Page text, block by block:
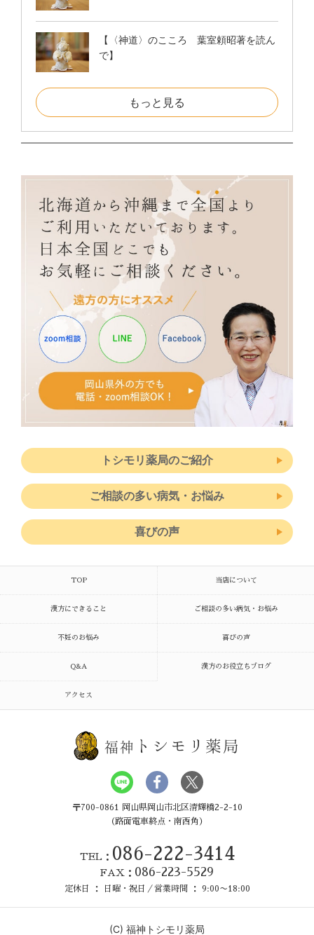
【〈神道〉のこころ 葉室頼昭著を読ん
で】
もっと見る
トシモリ薬局のご紹介
ご相談の多い病気・お悩み
喜びの声
TOP 当店について
漢方にできること ご相談の多い病気・お悩み
不妊のお悩み 喜びの声
Q&A 漢方のお役立ちブログ
アクセス
福神 トシモリ薬局
〒700-0861 岡山県岡山市北区清輝橋2-2-10
（路面電車終点・南西角）
TEL： 086-222-3414
FAX： 086-223-5529
定休日 ： 日曜・祝日／営業時間 ： 9:00〜18:00
(C) 福神トシモリ薬局